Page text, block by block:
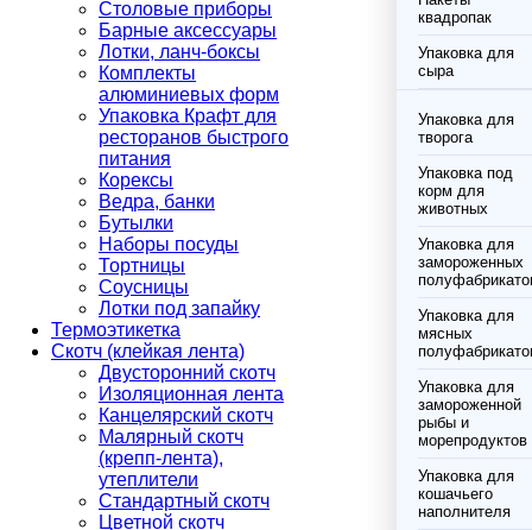
Столовые приборы
Барные аксессуары
Лотки, ланч-боксы
Комплекты
алюминиевых форм
Упаковка Крафт для
ресторанов быстрого
питания
Корексы
Ведра, банки
Бутылки
Наборы посуды
Тортницы
Соусницы
Лотки под запайку
Термоэтикетка
Скотч (клейкая лента)
Двусторонний скотч
Изоляционная лента
Канцелярский скотч
Малярный скотч
(крепп-лента),
утеплители
Стандартный скотч
Цветной скотч
квадропак
Упаковка для
сыра
Упаковка для
творога
Упаковка под
корм для
животных
Упаковка для
замороженных
Упаковка для
мясных
Упаковка для
замороженной
рыбы и
морепродуктов
Упаковка для
кошачьего
наполнителя